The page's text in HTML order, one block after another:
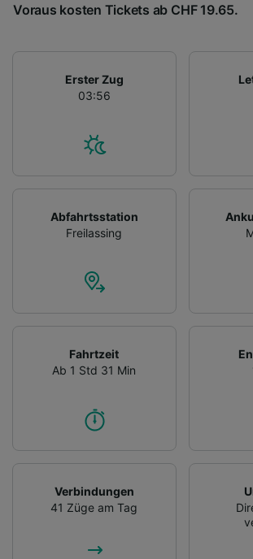
Voraus kosten Tickets ab CHF 19.65.
Erster Zug
03:56
Abfahrtsstation
Freilassing
Fahrtzeit
Ab 1 Std 31 Min
Verbindungen
41 Züge am Tag